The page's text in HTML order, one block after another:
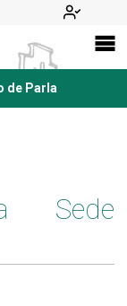
de Parla